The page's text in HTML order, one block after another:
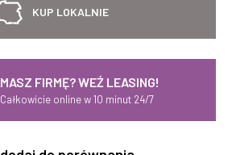
KUP LOKALNIE
MASZ FIRMĘ? WEŹ LEASING!
Całkowicie online w 10 minut 24/7